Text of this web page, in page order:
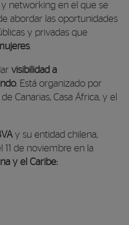
networking en el que se
abordar las oportunidades
y privadas que
.
visibilidad a
. Está organizado por
Canarias, Casa África, y el
y su entidad chilena,
11 de noviembre en la
y el Caribe: